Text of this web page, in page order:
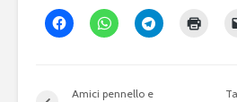
Amici pennello e